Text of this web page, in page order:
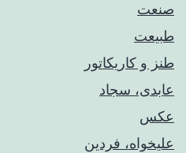
صنعت
طبیعت
طنز و کاریکاتور
عابدی، سجاد
عکس
علیخواه، فردین